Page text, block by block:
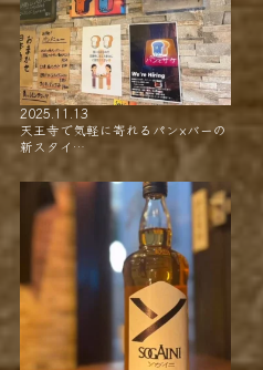
2025.11.13
天王寺で気軽に寄れるパン×バーの
新スタイ…